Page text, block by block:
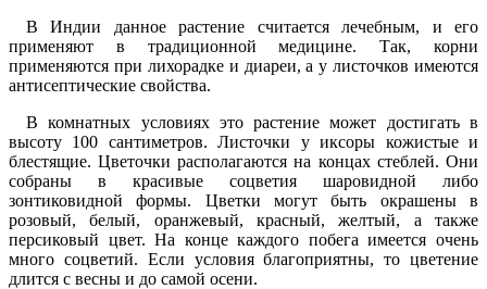
В Индии данное растение считается лечебным, и его
применяют в традиционной медицине. Так, корни
применяются при лихорадке и диареи, а у листочков имеются
антисептические свойства.
В комнатных условиях это растение может достигать в
высоту 100 сантиметров. Листочки у иксоры кожистые и
блестящие. Цветочки располагаются на концах стеблей. Они
собраны в красивые соцветия шаровидной либо
зонтиковидной формы. Цветки могут быть окрашены в
розовый, белый, оранжевый, красный, желтый, а также
персиковый цвет. На конце каждого побега имеется очень
много соцветий. Если условия благоприятны, то цветение
длится с весны и до самой осени.